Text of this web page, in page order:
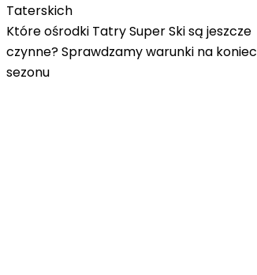
Taterskich
Które ośrodki Tatry Super Ski są jeszcze
czynne? Sprawdzamy warunki na koniec
sezonu